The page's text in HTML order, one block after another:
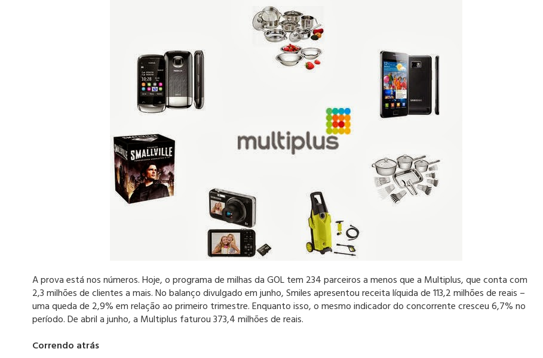
A prova está nos números. Hoje, o programa de milhas da GOL tem 234 parceiros a menos que a Multiplus, que conta com
2,3 milhões de clientes a mais. No balanço divulgado em junho, Smiles apresentou receita líquida de 113,2 milhões de reais –
uma queda de 2,9% em relação ao primeiro trimestre. Enquanto isso, o mesmo indicador do concorrente cresceu 6,7% no
período. De abril a junho, a Multiplus faturou 373,4 milhões de reais.
Correndo atrás